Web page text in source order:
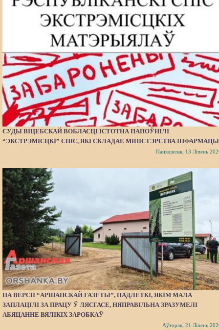
СУДЫ ВІЦЕБСКАЙ ВОБЛАСЦІ ІСТОТНА ПАПОЎНІЛІ
“ЭКСТРЭМІСЦКІ” СПІС, ЯКІ СКЛАДАЕ МІНІСТЭРСТВА
Панядзелак, 13 Ліпень
ПА ВЕРСІІ “АРШАНСКАЙ ГАЗЕТЫ”, ПАДЛЕТКІ, ЯКІМ МАЛА
ЗАПЛАЦІЛІ ЗА ПРАЦУ Ў ЛЯСГАСЕ, НЯПРАВІЛЬНА ЗРАЗУМЕЛІ
АБЯЦАННЕ ВЯЛІКІХ ЗАРОБКАЎ
Аўторак, 21 Ліпень